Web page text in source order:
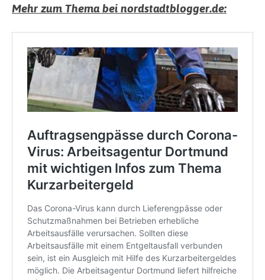
Mehr zum Thema bei nordstadtblogger.de: